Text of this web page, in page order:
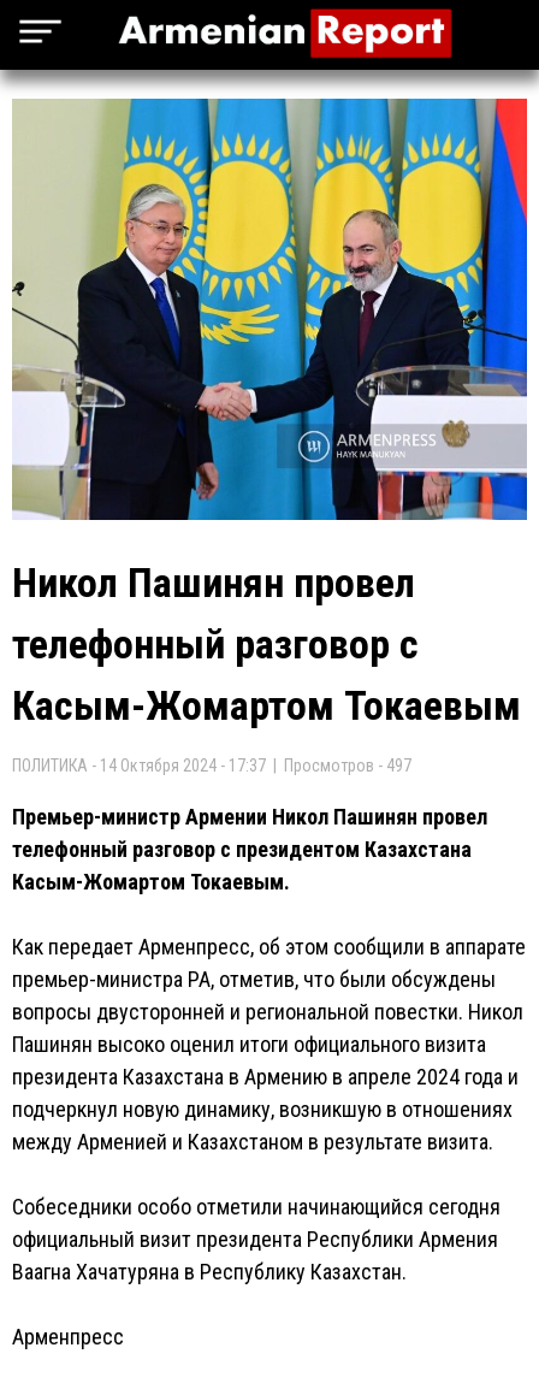
Никол Пашинян провел
телефонный разговор с
Касым-Жомартом Токаевым
ПОЛИТИКА - 14 Октября 2024 - 17:37 | Просмотров - 497
Премьер-министр Армении Никол Пашинян провел
телефонный разговор с президентом Казахстана
Касым-Жомартом Токаевым.
Как передает Арменпресс, об этом сообщили в аппарате
премьер-министра РА, отметив, что были обсуждены
вопросы двусторонней и региональной повестки. Никол
Пашинян высоко оценил итоги официального визита
президента Казахстана в Армению в апреле 2024 года и
подчеркнул новую динамику, возникшую в отношениях
между Арменией и Казахстаном в результате визита.
Собеседники особо отметили начинающийся сегодня
официальный визит президента Республики Армения
Ваагна Хачатуряна в Республику Казахстан.
Арменпресс